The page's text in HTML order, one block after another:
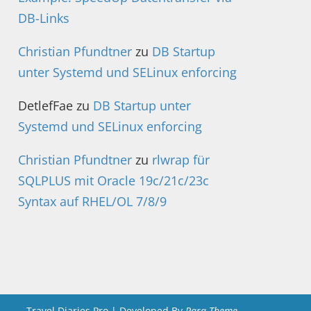
DB-Links
Christian Pfundtner zu DB Startup
unter Systemd und SELinux enforcing
DetlefFae zu DB Startup unter
Systemd und SELinux enforcing
Christian Pfundtner zu rlwrap für
SQLPLUS mit Oracle 19c/21c/23c
Syntax auf RHEL/OL 7/8/9